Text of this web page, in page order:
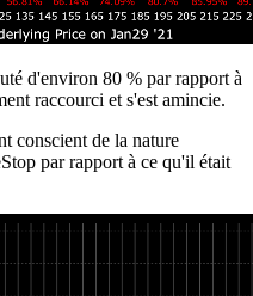
d'environ 80 % par rapport à
raccourci et s'est amincie.
conscient de la nature
par rapport à ce qu'il était